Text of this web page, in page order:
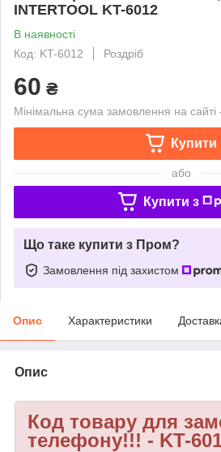
INTERTOOL KT-6012
В наявності
Код: KT-6012
Роздріб
60 ₴
Мінімальна сума замовлення на
Купити
або
Купити з
Що таке купити з Пром?
Замовлення під захистом
Опис Характеристики
Опис
Код товару для
телефону!!! - KT-